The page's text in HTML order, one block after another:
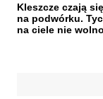
Kleszcze czają
na podwórku.
na ciele nie